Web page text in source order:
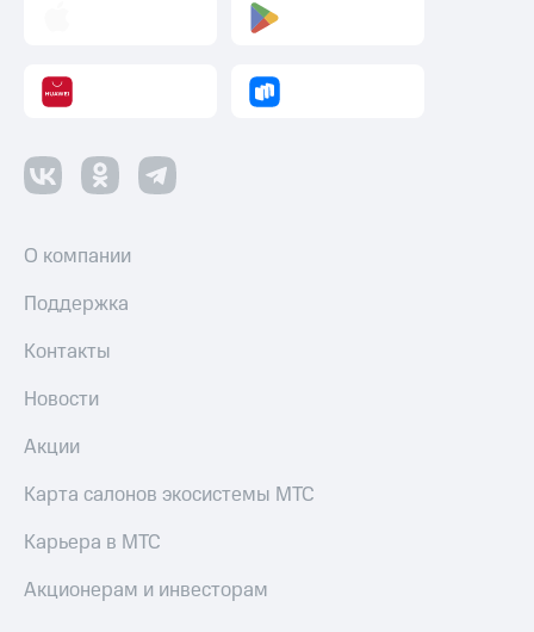
О компании
Поддержка
Контакты
Новости
Акции
Карта салонов экосистемы МТС
Карьера в МТС
Акционерам и инвесторам